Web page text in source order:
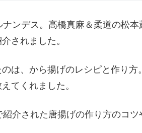
ンデス。高橋真麻＆柔道の松本
されました。
は、から揚げのレシピと作り方
てくれました。
介された唐揚げの作り方のコツ